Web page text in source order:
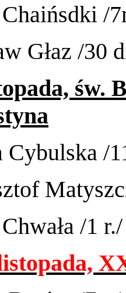
/​7
Głaz /​30
św.
Cybul­ska /​
/​1 r./